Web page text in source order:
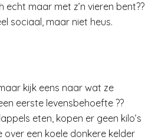
maar met z’n vieren bent??
sociaal, maar niet heus.
kijk eens naar wat ze
eerste levensbehoefte ??
eten, kopen er geen kilo’s
een koele donkere kelder